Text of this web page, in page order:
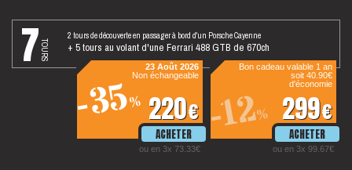
7tours
2 tours de découverte en passager à bord d'un Porsche Cayenne
+ 5 tours au volant d'une Ferrari 488 GTB de 670ch
Bon cadeau valable 1 an
299€
ou en 3x 99.67€
-12%
soit 40.90€
d'économie
23 Août 2026
Non échangeable
220€
ou en 3x 73.33€
-35%